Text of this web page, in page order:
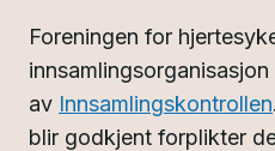
Foreningen for
innsamlingsorganisasjon
av Innsamlingskontrollen
blir godkjent forplikter